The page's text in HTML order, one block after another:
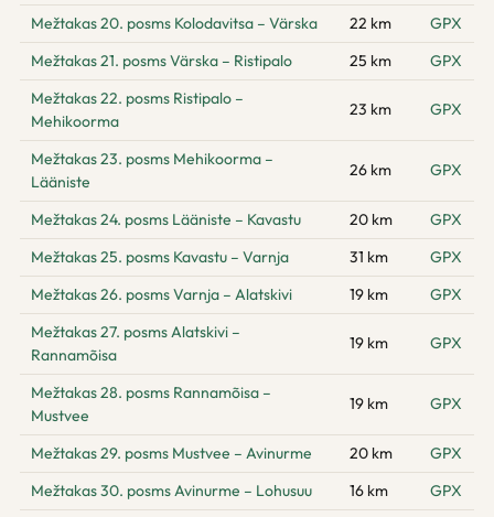
Mežtakas 20. posms Kolodavitsa – Värska 22 km
GPX
Mežtakas 21. posms Värska – Ristipalo
25 km
GPX
Mežtakas 22. posms Ristipalo –
Mehikoorma
23 km GPX
Mežtakas 23. posms Mehikoorma –
Lääniste
26 km GPX
Mežtakas 24. posms Lääniste – Kavastu 20 km
GPX
Mežtakas 25. posms Kavastu – Varnja
31 km
GPX
Mežtakas 26. posms Varnja – Alatskivi
19 km
GPX
Mežtakas 27. posms Alatskivi –
Rannamõisa
19 km GPX
Mežtakas 28. posms Rannamõisa –
Mustvee
19 km GPX
Mežtakas 29. posms Mustvee – Avinurme 20 km
GPX
Mežtakas 30. posms Avinurme – Lohusuu
16 km GPX